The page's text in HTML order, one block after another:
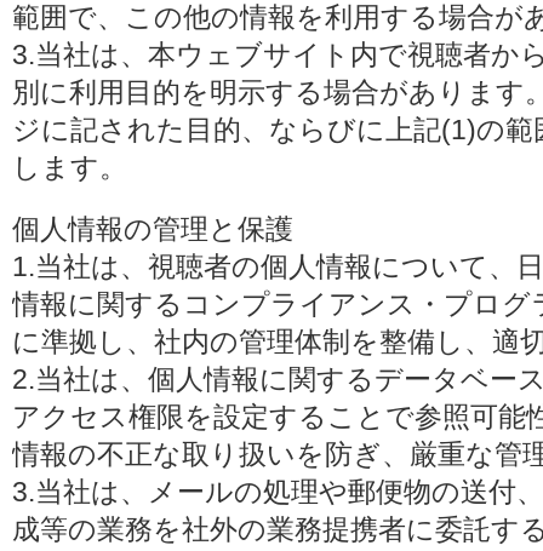
範囲で、この他の情報を利用する場合が
3.当社は、本ウェブサイト内で視聴者か
別に利用目的を明示する場合があります
ジに記された目的、ならびに上記(1)の
します。
個人情報の管理と保護
1.当社は、視聴者の個人情報について、
情報に関するコンプライアンス・プロ
に準拠し、社内の管理体制を整備し、適
2.当社は、個人情報に関するデータベー
アクセス権限を設定することで参照可能
情報の不正な取り扱いを防ぎ、厳重な管
3.当社は、メールの処理や郵便物の送付
成等の業務を社外の業務提携者に委託す